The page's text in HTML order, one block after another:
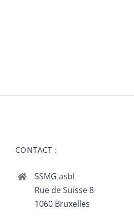
CONTACT :
SSMG asbl
Rue de Suisse 8
1060 Bruxelles